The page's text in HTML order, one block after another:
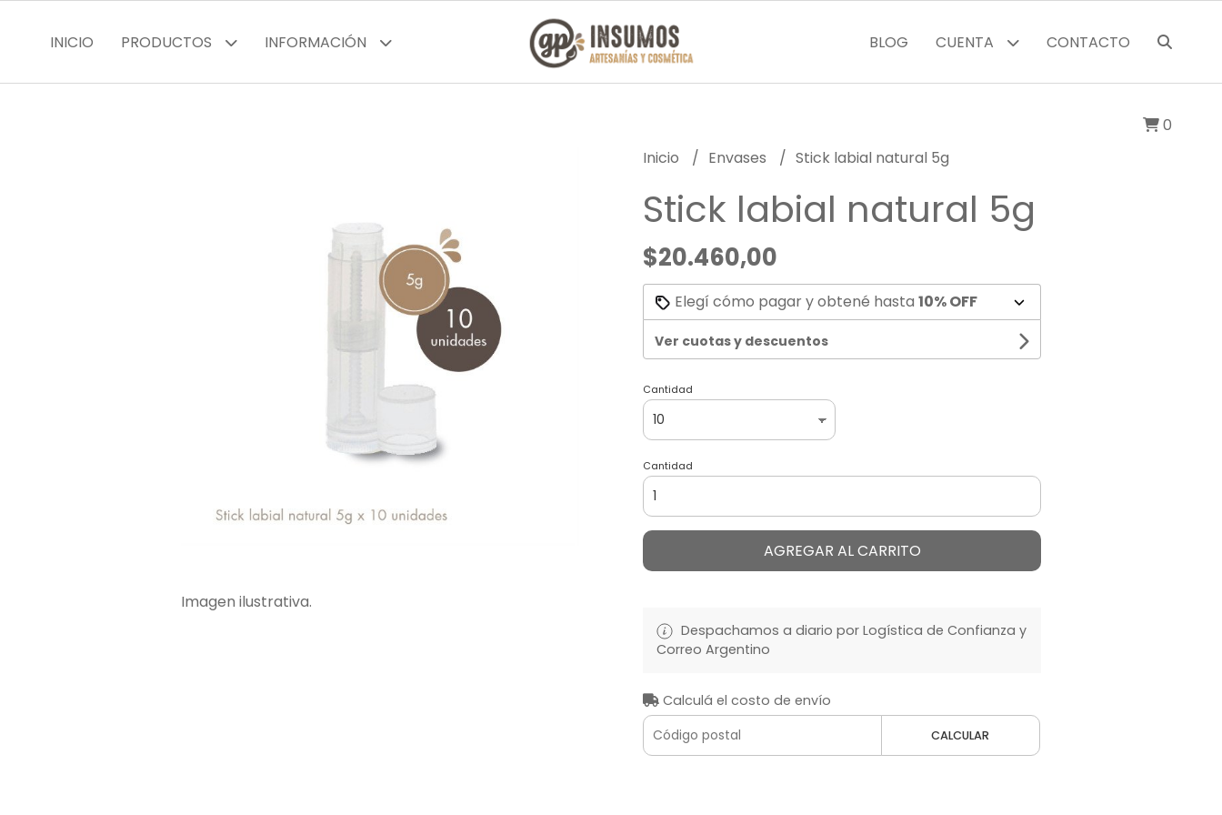
INICIO PRODUCTOS INFORMACIÓN BLOG CUENTA CONTACTO
0
Imagen ilustrativa.
Inicio Envases Stick labial natural 5g
Stick labial natural 5g
$20.460,00
Elegí cómo pagar y obtené hasta 10% OFF
Ver cuotas y descuentos
Cantidad
Cantidad
AGREGAR AL CARRITO
Despachamos a diario por Logística de Confianza y
Correo Argentino
Calculá el costo de envío
CALCULAR